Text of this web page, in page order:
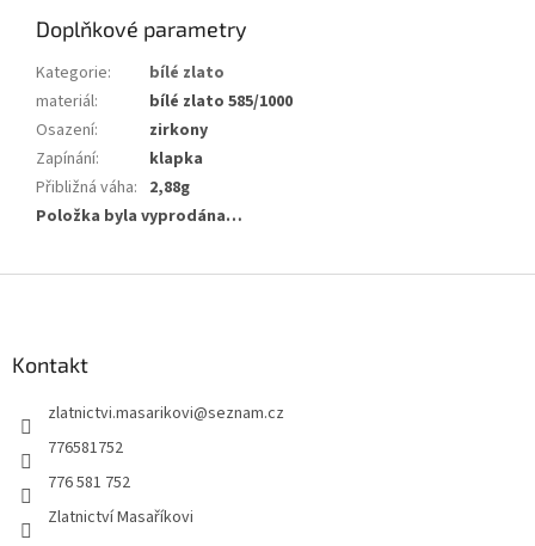
Doplňkové parametry
Kategorie:
bílé zlato
materiál:
bílé zlato 585/1000
Osazení:
zirkony
Zapínání:
klapka
Přibližná váha: 2,88g
Položka byla vyprodána…
Kontakt
zlatnictvi.masarikovi@seznam.cz
776581752
776 581 752
Zlatnictví Masaříkovi